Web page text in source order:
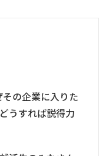
の企業に入りた
うすれば説得力